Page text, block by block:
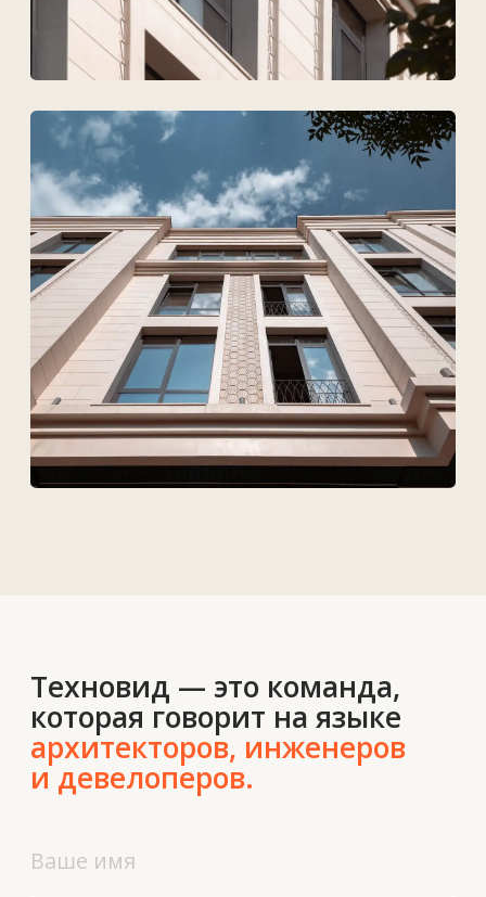
ТОО Техновид
Плюс
БИН 050440001556
Меню
Технологии и материалы
Услуги
Проекты
Решения
Новости
Вакансии
Контакты
О нас